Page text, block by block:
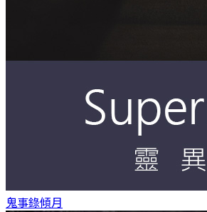
鬼事錄傾月